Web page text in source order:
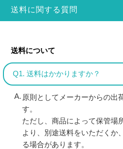
送料に関する質問
送料について
Q1. 送料はかかりますか？
原則としてメーカーからの出
す。
ただし、商品によって保管場
より、別途送料をいただくか
る場合があります。